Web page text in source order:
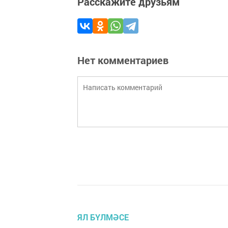
Нет комментариев
ЯЛ БҮЛМӘСЕ